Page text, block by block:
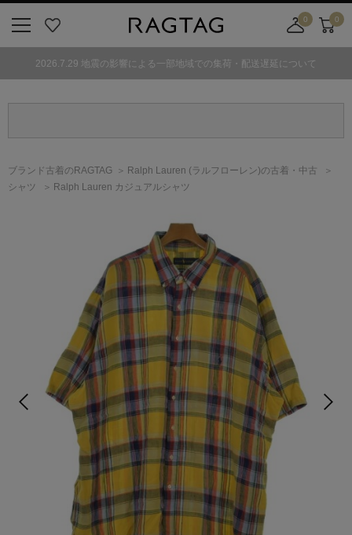
気
0
舗
カ
ト
0
2026.7.29 地震の影響による一部地域での集荷・配送遅延について
ブランド古着のRAGTAG Ralph Lauren (ラルフローレン)の古着・中古
シャツ
Ralph Lauren カジュアルシャツ